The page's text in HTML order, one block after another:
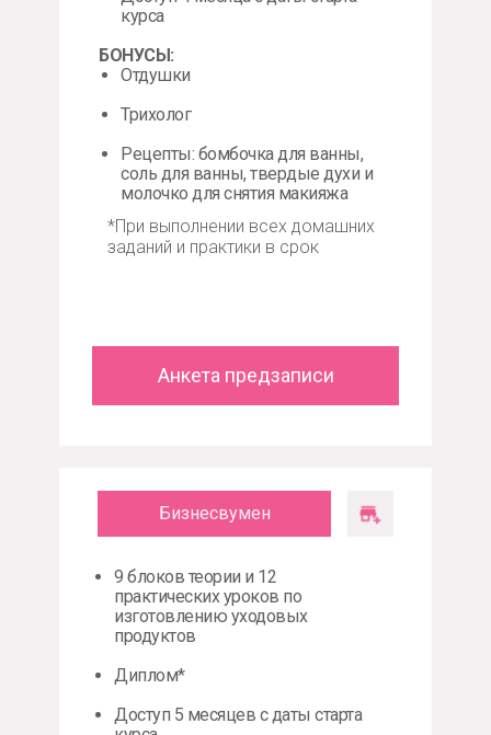
Анкета предзаписи
9 блоков теории и 12
практических уроков по
изготовлению уходовых
продуктов
Диплом*
Доступ 5 месяцев с даты старта
курса
БОНУСЫ:
Отдушки
Трихолог
Рецепты: бомбочка для ванны,
соль для ванны, твердые духи и
молочко для снятия макияжа
*При выполнении всех домашних
заданий и практики в срок
Бизнесвумен